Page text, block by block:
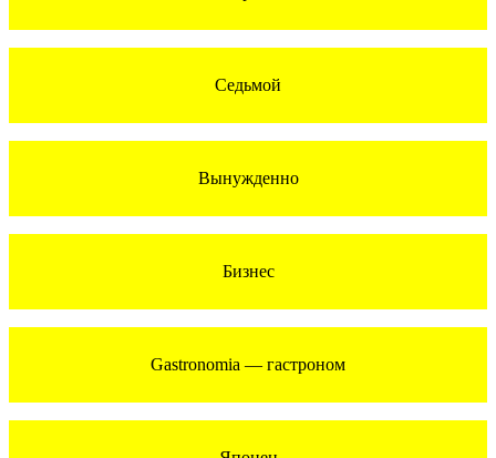
Седьмой
Вынужденно
Бизнес
Gastronomia — гастроном